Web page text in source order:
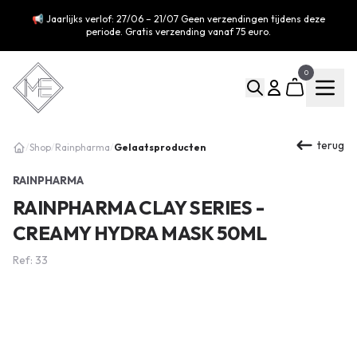
📢 Jaarlijks verlof: 27/06 – 21/07 Geen verzendingen tijdens deze
periode. Gratis verzending vanaf 75 euro.
0
/Shop/ Rainpharma/ Gelaatsproducten terug
RAINPHARMA
RAINPHARMA CLAY SERIES -
CREAMY HYDRA MASK 50ML
Ref: 33